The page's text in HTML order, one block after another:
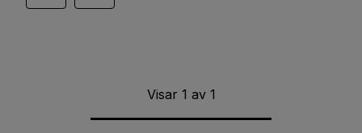
Visar 1 av 1